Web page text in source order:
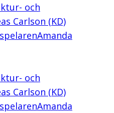
och
Carlson (KD)
Amanda
och
Carlson (KD)
Amanda